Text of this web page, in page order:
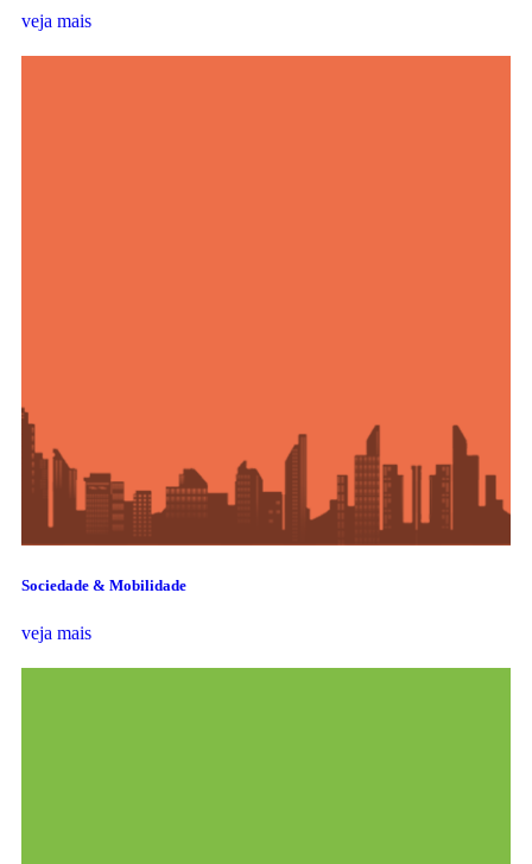
veja mais
Sociedade & Mobilidade
veja mais